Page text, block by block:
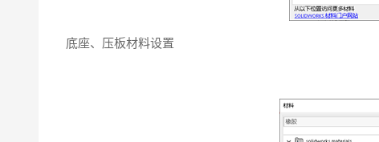
底座、压板材料设置